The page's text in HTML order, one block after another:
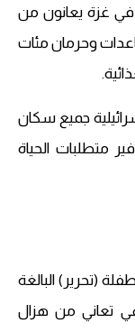
في غزة يعانون من
وحرمان مئات
جميع سكان
متطلبات الحياة
(تحرير) البالغة
تعاني من هزال